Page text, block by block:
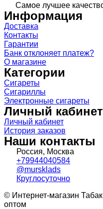
Самое лучшее
Информация
Доставка
Контакты
Гарантии
Банк отклоняет платеж?
О магазине
Категории
Сигареты
Сигариллы
Электронные сигареты
Личный кабинет
Личный кабинет
История заказов
Наши контакты
Россия, Москва
+79944040584
@mursklads
Круглосуточно
© Интернет-магазин
оптом